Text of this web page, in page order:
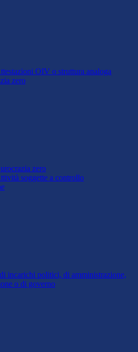
OIV o struttura analoga
zero
zero
soggette a controllo
incarichi politici, di amministrazione,
o di governo